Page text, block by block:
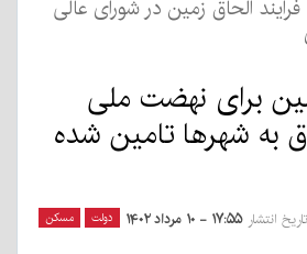
فرایند الحاق زمین در شورای عالی
زمین برای نهضت ملی
به شهر‌ها تامین شده
دولت مسکن تاریخ انتشار ۱۷:۵۵ - ۱۰ مرداد ۱۴۰۲